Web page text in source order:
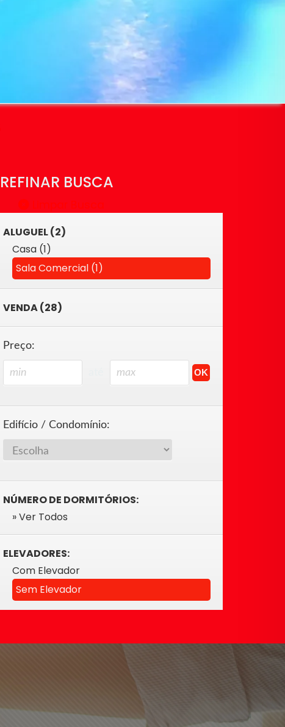
REFINAR BUSCA
ALUGUEL (2)
Casa (1)
Sala Comercial (1)
VENDA (28)
Preço:
Edifício / Condomínio:
NÚMERO DE DORMITÓRIOS:
» Ver Todos
ELEVADORES:
Com Elevador
Sem Elevador